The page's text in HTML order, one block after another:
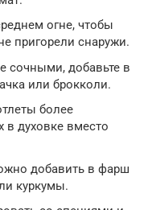
огне, чтобы
пригорели снаружи.
сочными, добавьте в
или брокколи.
более
в духовке вместо
добавить в фарш
куркумы.